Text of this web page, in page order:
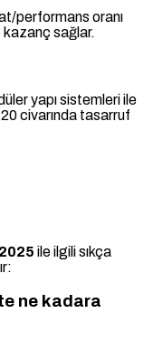
performans oranı
kazanç sağlar.
yapı sistemleri ile
civarında tasarruf
ile ilgili sıkça
ne kadara